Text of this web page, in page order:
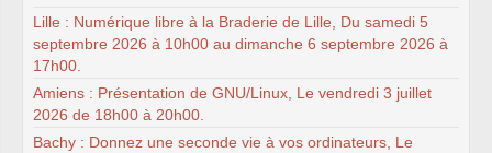
Lille : Numérique libre à la Braderie de Lille, Du samedi 5
septembre 2026 à 10h00 au dimanche 6 septembre 2026 à
17h00.
Amiens : Présentation de GNU/Linux, Le vendredi 3 juillet
2026 de 18h00 à 20h00.
Bachy : Donnez une seconde vie à vos ordinateurs, Le